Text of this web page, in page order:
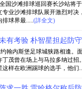
国沙滩排球巡回赛长沙站将
专业沙滩排球队展开激烈对
球界最.....(詳全文)
有考验 朴智星担起防
翰内斯堡足球城狭路相逢。
茂曾在场上与马拉多纳过
样在欧洲踢球的选手，他们